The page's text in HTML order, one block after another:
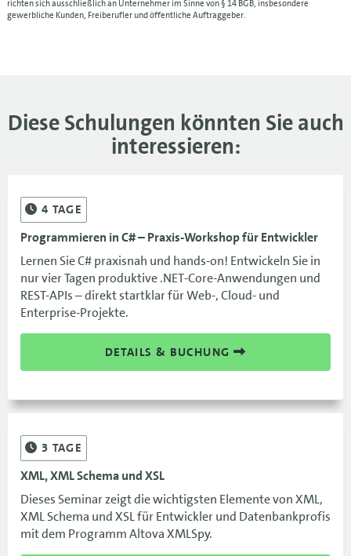
richten sich ausschließlich an Unternehmer im Sinne von § 14 BGB, insbesondere
gewerbliche Kunden, Freiberufler und öffentliche Auftraggeber.
Diese Schulungen könnten Sie auch
interessieren:
4 TAGE
Programmieren in C# – Praxis-Workshop für Entwickler
Lernen Sie C# praxisnah und hands-on! Entwickeln Sie in
nur vier Tagen produktive .NET-Core-Anwendungen und
REST-APIs – direkt startklar für Web-, Cloud- und
Enterprise-Projekte.
DETAILS & BUCHUNG
3 TAGE
XML, XML Schema und XSL
Dieses Seminar zeigt die wichtigsten Elemente von XML,
XML Schema und XSL für Entwickler und Datenbankprofis
mit dem Programm Altova XMLSpy.